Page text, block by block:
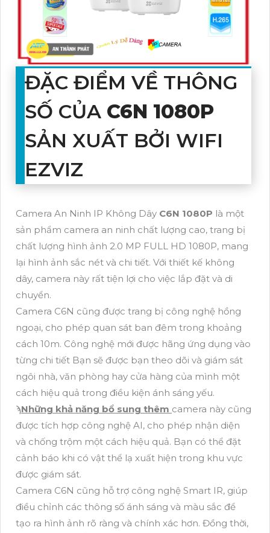
ĐẶC ĐIỂM VỀ THÔNG
SỐ CỦA C6N 1080P
SẢN XUẤT BỞI WIFI
EZVIZ
Camera An Ninh IP Không Dây C6N 1080P là một
sản phẩm camera an ninh chất lượng cao, trang bị
chất lượng hình ảnh 2.0 MP FULL HD 1080P, mang
lại hình ảnh sắc nét và chi tiết. Với thiết kế không
dây, camera này rất tiện lợi cho việc lắp đặt và di
chuyển.
Camera C6N cũng được trang bị công nghệ hồng
ngoại, cho phép quan sát ban đêm trong khoảng
cách 10m. Công nghệ mới được hãng ứng dụng vào
từng chi tiết Bạn sẽ được bạn theo dõi và giám sát
ngôi nhà, văn phòng hay cửa hàng của mình một
cách hiệu quả trong điều kiện ánh sáng yếu.
ϡNhững khả năng bổ sung thêm camera này cũng
được tích hợp công nghệ AI, cho phép nhận diện
và chống trộm một cách hiệu quả. Bạn có thể đặt
cảnh báo khi có vật thể lạ xuất hiện trong khu vực
được giám sát.
Camera C6N cũng hỗ trợ công nghệ Smart IR, giúp
điều chỉnh các thông số ánh sáng và màu sắc để
tạo ra hình ảnh rõ ràng và chính xác hơn. Đồng thời,